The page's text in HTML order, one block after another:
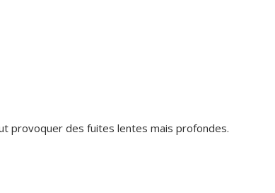
provoquer des fuites lentes mais profondes.